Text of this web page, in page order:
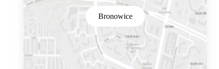
Bronowice